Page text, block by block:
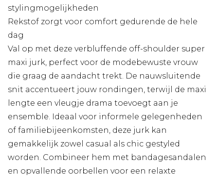
stylingmogelijkheden
Rekstof zorgt voor comfort gedurende de hele
dag
Val op met deze verbluffende off-shoulder super
maxi jurk, perfect voor de modebewuste vrouw
die graag de aandacht trekt. De nauwsluitende
snit accentueert jouw rondingen, terwijl de maxi
lengte een vleugje drama toevoegt aan je
ensemble. Ideaal voor informele gelegenheden
of familiebijeenkomsten, deze jurk kan
gemakkelijk zowel casual als chic gestyled
worden. Combineer hem met bandagesandalen
en opvallende oorbellen voor een relaxte